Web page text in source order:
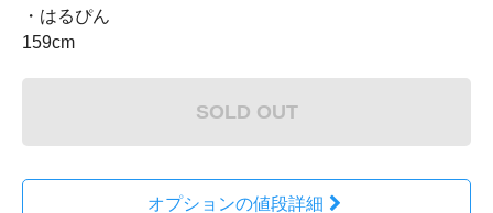
・はるぴん
159cm
SOLD OUT
オプションの値段詳細